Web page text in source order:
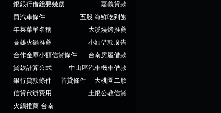
銀銀行借錢要幾歲
嘉義貸款
買汽車條件
五股 海鮮吃到飽
年菜菜單名稱
大溪燒烤推薦
高雄火鍋推薦
小額借款廣告
合作金庫小額信貸條件
台南房屋借款
貸款計算公式
中山區汽車機車借款
銀行貸款條件
首貸條件
大桃園二胎
信貸代辦費用
土銀公教信貸
火鍋推薦 台南